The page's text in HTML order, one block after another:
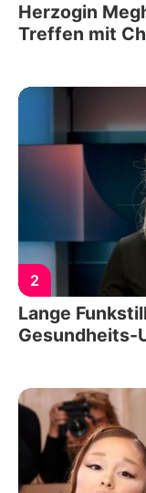
Herzogin
Treffen mit
2
Lange
Gesundheits-